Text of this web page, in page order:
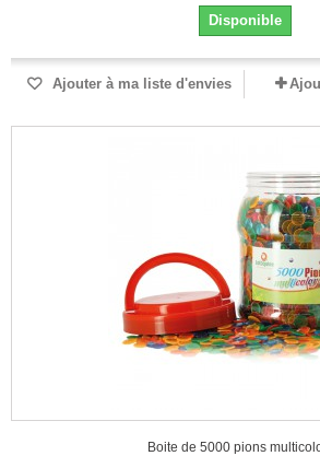
Disponible
Ajouter à ma liste d'envies
Boite de 5000 pions